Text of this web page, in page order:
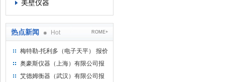
美壁仪器
热点新闻 Hot ROME+
梅特勒-托利多（电子天平） 报价
单
奥豪斯仪器（上海）有限公司报
价单
艾德姆衡器（武汉）有限公司报